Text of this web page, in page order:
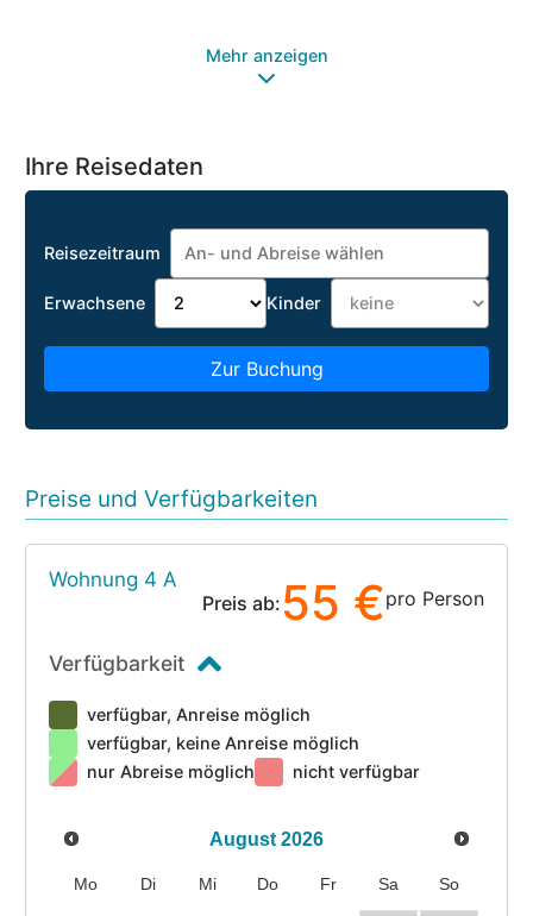
Mehr anzeigen
Ihre Reisedaten
Reisezeitraum
Erwachsene Kinder
Zur Buchung
Preise und Verfügbarkeiten
Wohnung 4 A
Preis ab: 55 €pro Person
Verfügbarkeit
verfügbar, Anreise möglich
verfügbar, keine Anreise möglich
nur Abreise möglich
nicht verfügbar
August 2026
Mo Di Mi Do Fr Sa So